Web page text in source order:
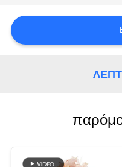
ΥΠΟΘΈΣΕΙΣ
ΠΡΟΣΦΟΡΆ
ΧΆΡΤΗΣ